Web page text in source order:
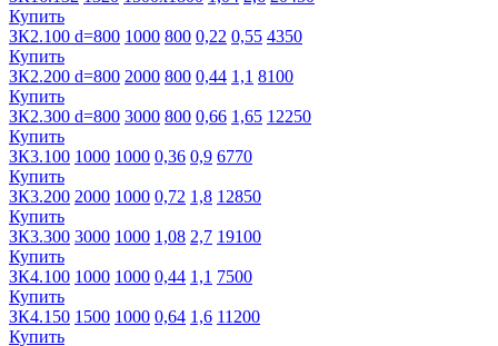
Купить
ЗК2.100 d=800 1000 800 0,22 0,55 4350
Купить
ЗК2.200 d=800 2000 800 0,44 1,1 8100
Купить
ЗК2.300 d=800 3000 800 0,66 1,65 12250
Купить
ЗК3.100 1000 1000 0,36 0,9 6770
Купить
ЗК3.200 2000 1000 0,72 1,8 12850
Купить
ЗК3.300 3000 1000 1,08 2,7 19100
Купить
ЗК4.100 1000 1000 0,44 1,1 7500
Купить
ЗК4.150 1500 1000 0,64 1,6 11200
Купить